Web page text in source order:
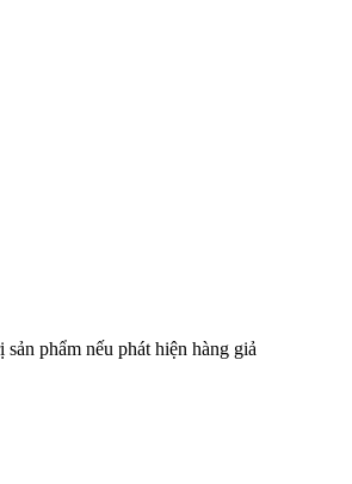
phẩm nếu phát hiện hàng giả